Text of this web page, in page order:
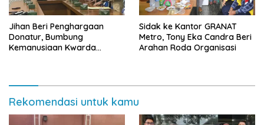
Jihan Beri Penghargaan
Donatur, Bumbung
Kemanusiaan Kwarda
‎Sidak ke Kantor GRANAT
Metro, Tony Eka Candra Beri
Arahan Roda Organisasi
Rekomendasi untuk kamu